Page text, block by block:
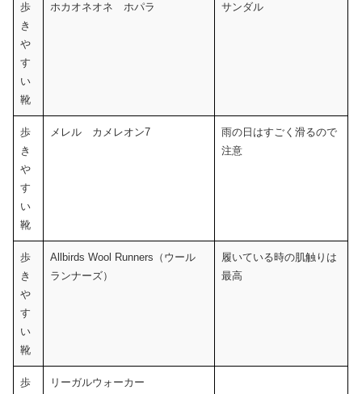
歩
き
や
す
い
靴
ホカオネオネ ホパラ サンダル
歩
き
や
す
い
靴
メレル カメレオン7
雨の日はすごく滑るので
注意
歩
き
や
す
い
靴
Allbirds Wool Runners（ウール
ランナーズ）
履いている時の肌触りは
最高
歩
リーガルウォーカー